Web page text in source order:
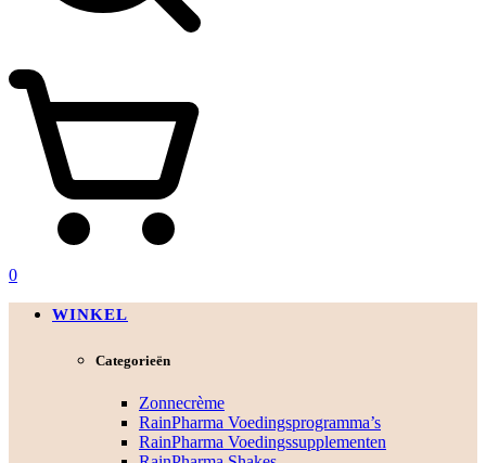
0
WINKEL
Categorieën
Zonnecrème
RainPharma Voedingsprogramma’s
RainPharma Voedingssupplementen